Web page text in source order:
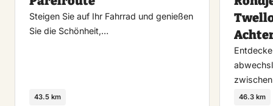
Steigen Sie auf Ihr Fahrrad und genießen
Sie die Schönheit,…
43.5 km 46.3 km